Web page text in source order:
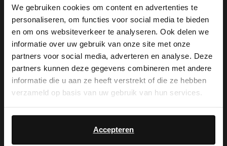
We gebruiken cookies om content en advertenties te
personaliseren, om functies voor social media te bieden
en om ons websiteverkeer te analyseren. Ook delen we
informatie over uw gebruik van onze site met onze
partners voor social media, adverteren en analyse. Deze
partners kunnen deze gegevens combineren met andere
informatie die u aan ze heeft verstrekt of die ze hebben
verzameld op basis van uw gebruik van hun services.
Accepteren
Manfield
Beige 3-pack sokken
Roze gestreepte cosy sokken
9.99
×
View this website in English?
It looks like your language isn't Dutch. Would
you like to switch to English?
English